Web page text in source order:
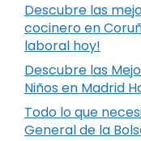
Descubre las
cocinero en
laboral hoy!
Descubre las
Niños en Madrid
Todo lo que
General de la